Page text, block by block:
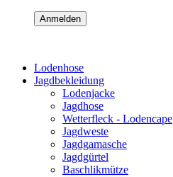
Anmelden
Lodenhose
Jagdbekleidung
Lodenjacke
Jagdhose
Wetterfleck - Lodencape
Jagdweste
Jagdgamasche
Jagdgürtel
Baschlikmütze